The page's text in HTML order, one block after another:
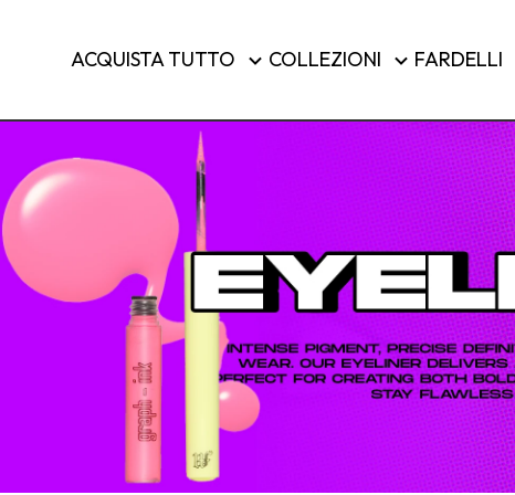
ACQUISTA TUTTO COLLEZIONI FARDELLI
Bagagli